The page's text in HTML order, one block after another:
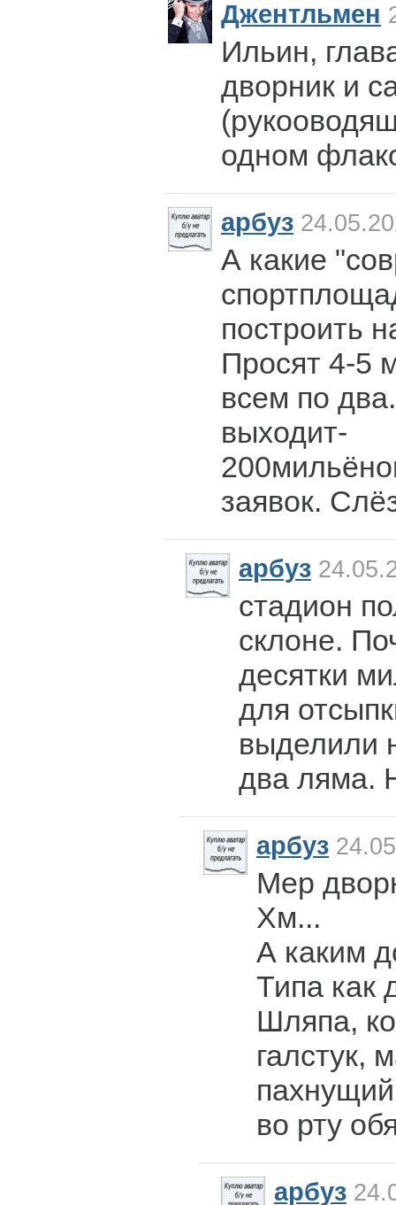
Джентльмен
Ильин,
дворник и
одном
арбуз
А какие
построить
Просят 4-5
всем по
выходит-
заявок.
арбуз
стадион
склоне.
десятки
для
выделили
два ляма.
арбуз
Мер
Хм...
А каким
Типа как
Шляпа,
галстук,
во рту
арбуз